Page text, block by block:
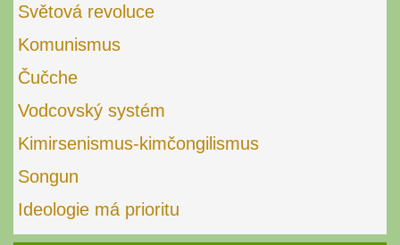
Světová revoluce
Komunismus
Čučche
Vodcovský systém
Kimirsenismus-kimčongilismus
Songun
Ideologie má prioritu